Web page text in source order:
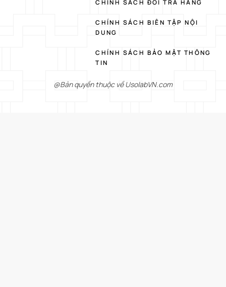
CHÍNH SÁCH ĐỔI TRẢ HÀNG
CHÍNH SÁCH BIÊN TẬP NỘI
DUNG
CHÍNH SÁCH BẢO MẬT THÔNG
TIN
@Bản quyền thuộc về UsolabVN.com